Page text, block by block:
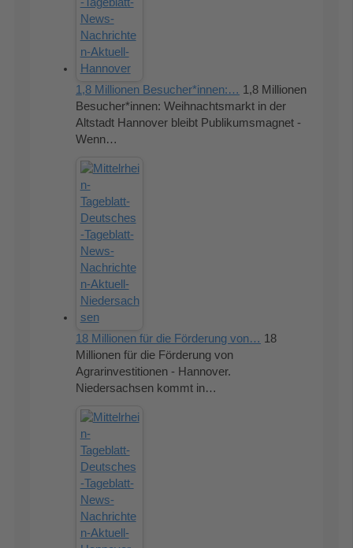
1,8 Millionen Besucher*innen:… 1,8 Millionen
Besucher*innen: Weihnachtsmarkt in der
Altstadt Hannover bleibt Publikumsmagnet -
Wenn…
18 Millionen für die Förderung von… 18
Millionen für die Förderung von
Agrarinvestitionen - Hannover.
Niedersachsen kommt in…